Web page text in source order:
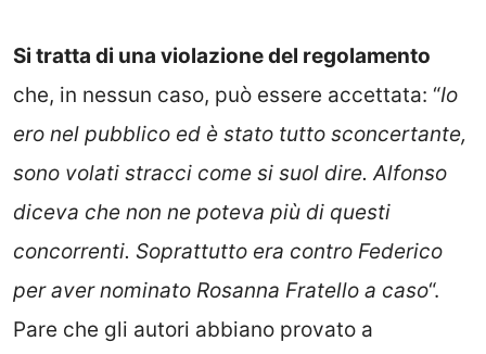
Si tratta di una violazione del regolamento
che, in nessun caso, può essere accettata: “Io
ero nel pubblico ed è stato tutto sconcertante,
sono volati stracci come si suol dire. Alfonso
diceva che non ne poteva più di questi
concorrenti. Soprattutto era contro Federico
per aver nominato Rosanna Fratello a caso“.
Pare che gli autori abbiano provato a